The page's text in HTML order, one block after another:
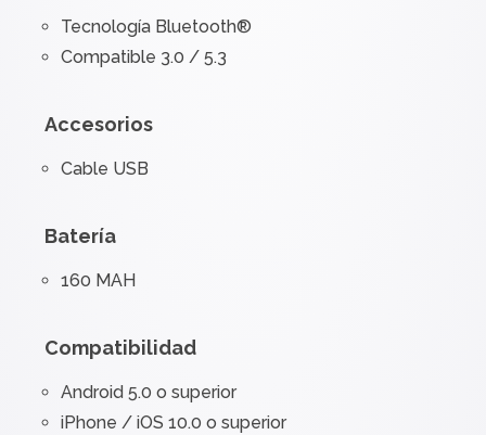
Tecnología Bluetooth®
Compatible 3.0 / 5.3
Accesorios
Cable USB
Batería
160 MAH
Compatibilidad
Android 5.0 o superior
iPhone / iOS 10.0 o superior